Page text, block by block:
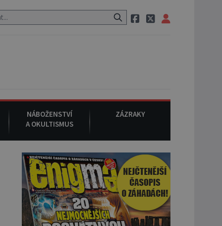
původu. 7. srpna 1994: Na americké městečko
NÁBOŽENSTVÍ
A OKULTISMUS
ZÁZRAKY